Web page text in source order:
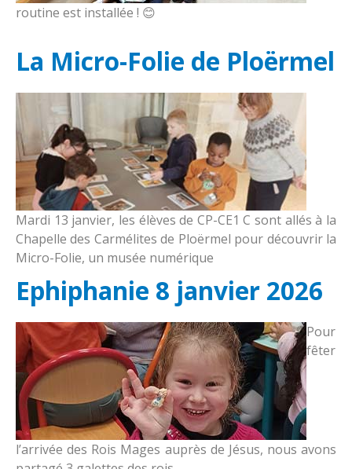
routine est installée ! 😊
La Micro-Folie de Ploërmel
Mardi 13 janvier, les élèves de CP-CE1 C sont allés à la
Chapelle des Carmélites de Ploërmel pour découvrir la
Micro-Folie, un musée numérique
Ephiphanie 8 janvier 2026
Pour
fêter
l’arrivée des Rois Mages auprès de Jésus, nous avons